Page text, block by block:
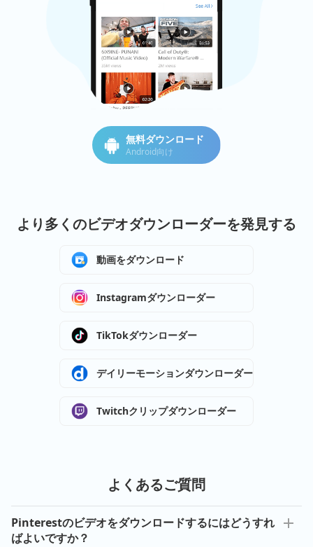
無料ダウンロード
Android向け
より多くのビデオダウンローダーを発見する
動画をダウンロード
Instagramダウンローダー
TikTokダウンローダー
デイリーモーションダウンローダー
Twitchクリップダウンローダー
よくあるご質問
Pinterestのビデオをダウンロードするにはどうすれ
ばよいですか？